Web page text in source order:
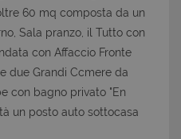
60 mq composta da un
Sala pranzo, il Tutto con
con Affaccio Fronte
due Grandi Ccmere da
con bagno privato "En
un posto auto sottocasa